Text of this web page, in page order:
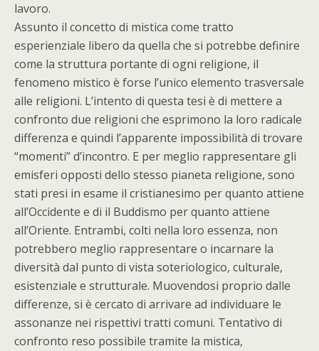
lavoro.
Assunto il concetto di mistica come tratto
esperienziale libero da quella che si potrebbe definire
come la struttura portante di ogni religione, il
fenomeno mistico è forse l’unico elemento trasversale
alle religioni. L’intento di questa tesi è di mettere a
confronto due religioni che esprimono la loro radicale
differenza e quindi l’apparente impossibilità di trovare
“momenti” d’incontro. E per meglio rappresentare gli
emisferi opposti dello stesso pianeta religione, sono
stati presi in esame il cristianesimo per quanto attiene
all’Occidente e di il Buddismo per quanto attiene
all’Oriente. Entrambi, colti nella loro essenza, non
potrebbero meglio rappresentare o incarnare la
diversità dal punto di vista soteriologico, culturale,
esistenziale e strutturale. Muovendosi proprio dalle
differenze, si è cercato di arrivare ad individuare le
assonanze nei rispettivi tratti comuni. Tentativo di
confronto reso possibile tramite la mistica,